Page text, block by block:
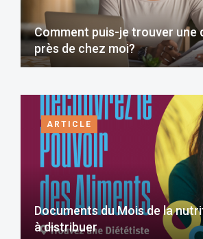
Comment puis-je trouver une
près de chez moi?
ARTICLE
Documents du Mois de la
à distribuer